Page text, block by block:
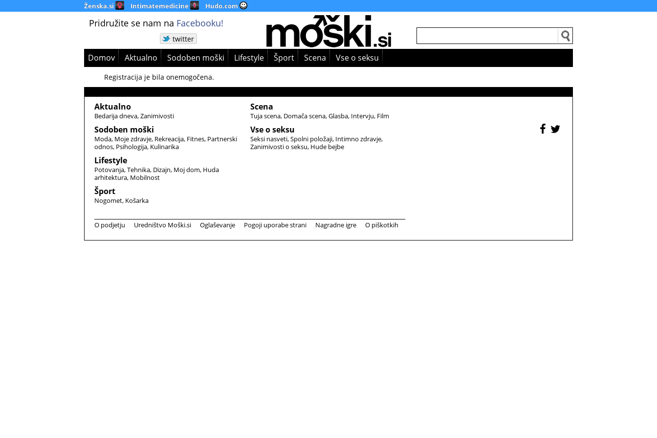
Ženska.si Intimatemedicine Hudo.com
Pridružite se nam na Facebooku!
twitter
Domov Aktualno Sodoben moški Lifestyle Šport Scena Vse o seksu
Registracija je bila onemogočena.
Aktualno
Bedarija dneva Zanimivosti
Sodoben moški
Moda Moje zdravje Rekreacija Fitnes Partnerski
odnos Psihologija Kulinarika
Lifestyle
Potovanja Tehnika Dizajn Moj dom Huda
arhitektura Mobilnost
Šport
Nogomet Košarka
Scena
Tuja scena Domača scena Glasba Intervju Film
Vse o seksu
Seksi nasveti Spolni položaji Intimno zdravje
Zanimivosti o seksu Hude bejbe
O podjetju Uredništvo Moški.si Oglaševanje Pogoji uporabe strani Nagradne igre O piškotkih